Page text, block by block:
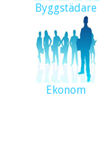
Byggstädare
Ekonom